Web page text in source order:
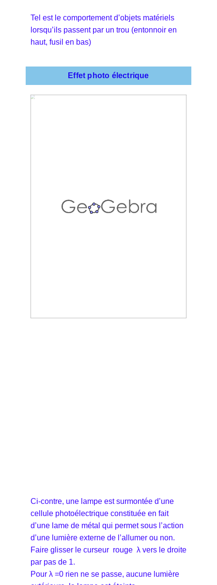
Tel est le comportement d’objets matériels
lorsqu’ils passent par un trou (entonnoir en
haut, fusil en bas)
Effet photo électrique
Ci-contre, une lampe est surmontée d’une
cellule photoélectrique constituée en fait
d’une lame de métal qui permet sous l’action
d’une lumière externe de l’allumer ou non.
Faire glisser le curseur rouge λ vers le droite
par pas de 1.
Pour λ =0 rien ne se passe, aucune lumière